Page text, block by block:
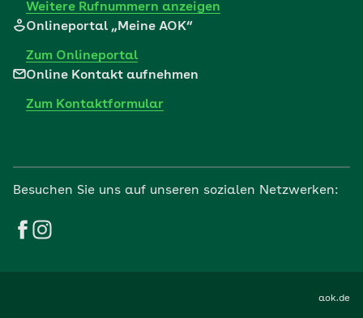
Weitere Rufnummern anzeigen
Onlineportal „Meine AOK“
Zum Onlineportal
Online Kontakt aufnehmen
Zum Kontaktformular
Besuchen Sie uns auf unseren sozialen Netzwerken:
aok.de